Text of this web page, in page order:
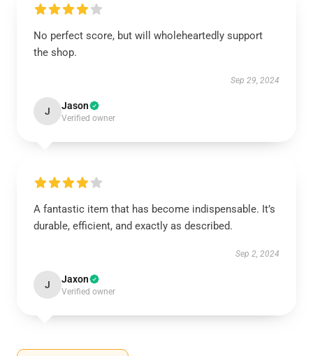
No perfect score, but will wholeheartedly support
the shop.
Sep 29, 2024
J Jason
Verified owner
A fantastic item that has become indispensable. It’s
durable, efficient, and exactly as described.
Sep 2, 2024
J Jaxon
Verified owner